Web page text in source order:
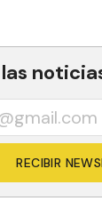
RECIBIR